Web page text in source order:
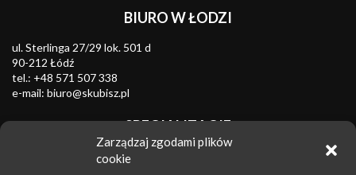
Zarządzaj zgodami plików
cookie
BIURO W ŁODZI
ul. Sterlinga 27/29 lok. 501 d
90-212 Łódź
tel.: +48 571 507 338
e-mail: biuro@skubisz.pl
SPECJALIZACJE